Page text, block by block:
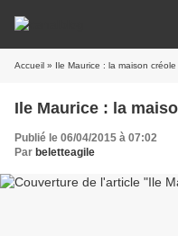
Accueil » Ile Maurice : la maison créole
Ile Maurice : la
Publié le 06/04/2015 à 07:02
Par beletteagile